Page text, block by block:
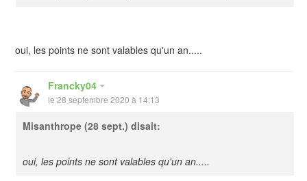
oui, les points ne sont valables qu'un an.....
Francky04
le 28 septembre 2020 à 14:13
Misanthrope (28 sept.) disait:
oui, les points ne sont valables qu'un an.....